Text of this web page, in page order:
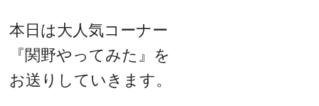
本日は大人気コーナー
『関野やってみた』を
お送りしていきます。